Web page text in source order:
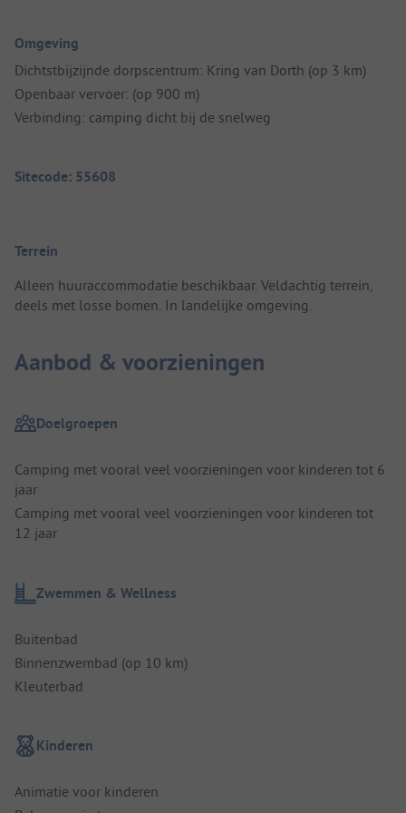
Omgeving
Dichtstbijzijnde dorpscentrum: Kring van Dorth (op 3 km)
Openbaar vervoer: (op 900 m)
Verbinding: camping dicht bij de snelweg
Sitecode: 55608
Terrein
Alleen huuraccommodatie beschikbaar. Veldachtig terrein,
deels met losse bomen. In landelijke omgeving.
Aanbod & voorzieningen
Doelgroepen
Camping met vooral veel voorzieningen voor kinderen tot 6
jaar
Camping met vooral veel voorzieningen voor kinderen tot
12 jaar
Zwemmen & Wellness
Buitenbad
Binnenzwembad (op 10 km)
Kleuterbad
Kinderen
Animatie voor kinderen